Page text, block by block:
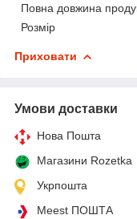
Повна довжина
Розмір
Приховати
Умови доставки
Нова Пошта
Магазини Rozetka
Укрпошта
Meest ПОШТА